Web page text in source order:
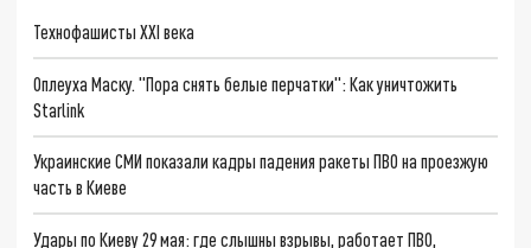
Технофашисты XXI века
Оплеуха Маску. "Пора снять белые перчатки": Как уничтожить
Starlink
Украинские СМИ показали кадры падения ракеты ПВО на проезжую
часть в Киеве
Удары по Киеву 29 мая: где слышны взрывы, работает ПВО,